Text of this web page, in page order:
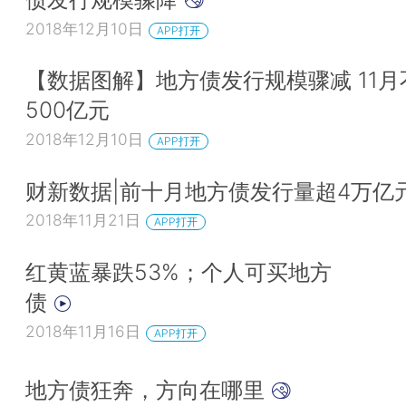
2018年12月10日 APP打开
【数据图解】地方债发行规模骤减 11
500亿元
2018年12月10日 APP打开
财新数据|前十月地方债发行量超4万亿
2018年11月21日 APP打开
红黄蓝暴跌53%；个人可买地方
债
2018年11月16日 APP打开
地方债狂奔，方向在哪里